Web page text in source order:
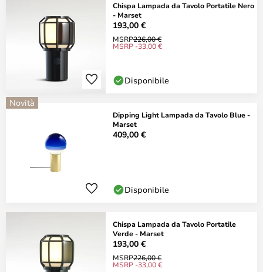
Chispa Lampada da Tavolo Portatile Nero
- Marset
193,00 €
MSRP226,00 €
MSRP -33,00 €
Disponibile
Novità
Dipping Light Lampada da Tavolo Blue -
Marset
409,00 €
Disponibile
Chispa Lampada da Tavolo Portatile
Verde - Marset
193,00 €
MSRP226,00 €
MSRP -33,00 €